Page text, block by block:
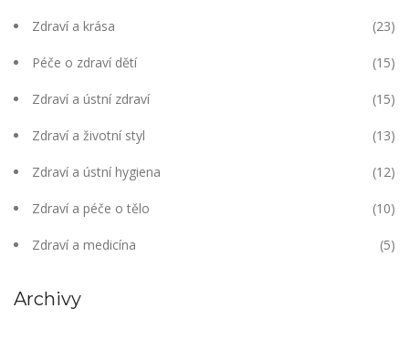
Zdraví a krása (23)
Péče o zdraví dětí (15)
Zdraví a ústní zdraví (15)
Zdraví a životní styl (13)
Zdraví a ústní hygiena (12)
Zdraví a péče o tělo (10)
Zdraví a medicína (5)
Archivy